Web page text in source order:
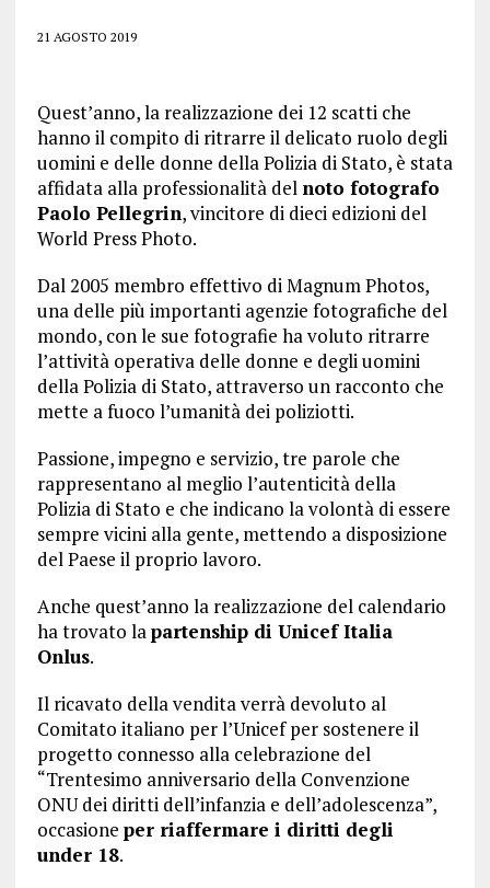
21 AGOSTO 2019
Quest’anno, la realizzazione dei 12 scatti che
hanno il compito di ritrarre il delicato ruolo degli
uomini e delle donne della Polizia di Stato, è stata
affidata alla professionalità del noto fotografo
Paolo Pellegrin, vincitore di dieci edizioni del
World Press Photo.
Dal 2005 membro effettivo di Magnum Photos,
una delle più importanti agenzie fotografiche del
mondo, con le sue fotografie ha voluto ritrarre
l’attività operativa delle donne e degli uomini
della Polizia di Stato, attraverso un racconto che
mette a fuoco l’umanità dei poliziotti.
Passione, impegno e servizio, tre parole che
rappresentano al meglio l’autenticità della
Polizia di Stato e che indicano la volontà di essere
sempre vicini alla gente, mettendo a disposizione
del Paese il proprio lavoro.
Anche quest’anno la realizzazione del calendario
ha trovato lapartenship di Unicef Italia
Onlus.
Il ricavato della vendita verrà devoluto al
Comitato italiano per l’Unicef per sostenere il
progetto connesso alla celebrazione del
“Trentesimo anniversario della Convenzione
ONU dei diritti dell’infanzia e dell’adolescenza”,
occasione per riaffermare i diritti degli
under 18.